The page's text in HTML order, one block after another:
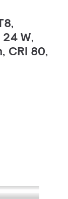
W,
CRI 80,